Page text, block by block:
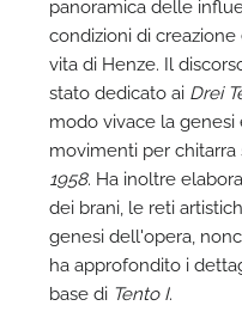
condizioni di
vita di Henze. Il
stato dedicato ai Drei
modo vivace la genesi
movimenti per chitarra
1958. Ha inoltre
dei brani, le reti
genesi dell'opera,
ha approfondito i
base di Tento I.